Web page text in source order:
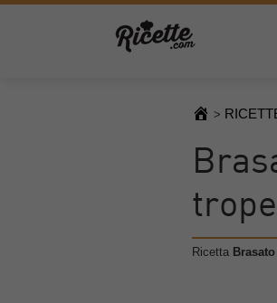
>
Ricetta